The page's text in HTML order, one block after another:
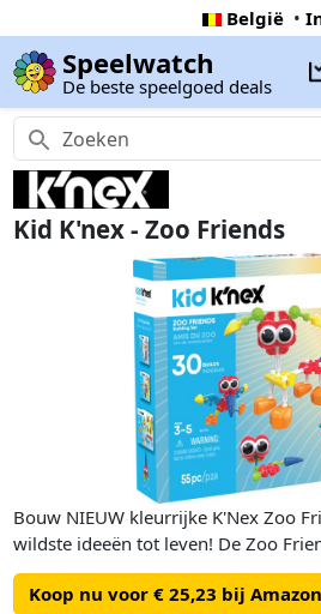
België •
Speelwatch
De beste speelgoed deals
Kid K'nex - Zoo Friends
Bouw NIEUW kleurrijke K'Nex Zoo
wildste ideeën tot leven! De Zoo
leuke bouwideeën en 55 kleurrijke
steeds meer uit zijn fantasie als de
Koop nu voor € 25,23 bij